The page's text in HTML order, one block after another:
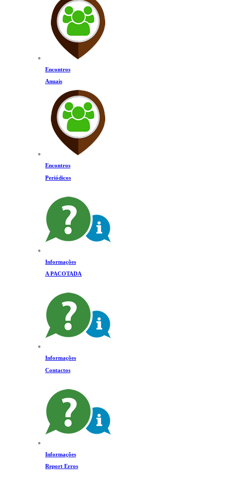
Encontros
Anuais
Encontros
Periódicos
Informações
A PACOTADA
Informações
Contactos
Informações
Report Erros